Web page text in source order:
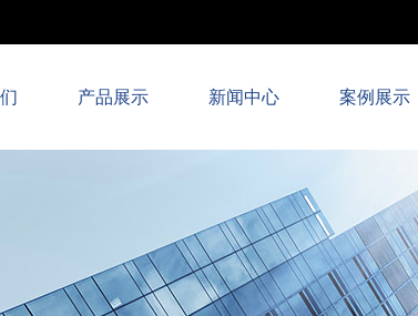
产品展示 新闻中心 案例展示